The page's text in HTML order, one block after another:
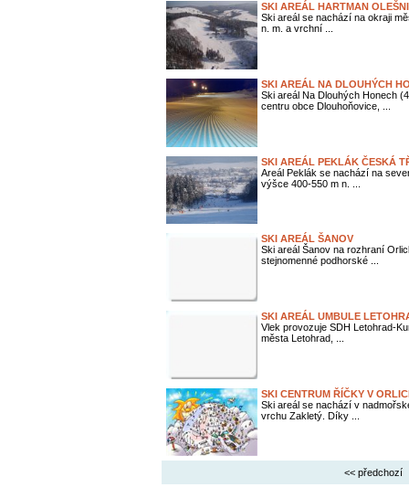
SKI AREÁL HARTMAN
Ski areál se nachází na okraji
n. m. a vrchní ...
SKI AREÁL NA DLOUHÝCH
Ski areál Na Dlouhých Honech
centru obce Dlouhoňovice, ...
SKI AREÁL PEKLÁK ČESKÁ
Areál Peklák se nachází na
výšce 400-550 m n. ...
SKI AREÁL ŠANOV
Ski areál Šanov na rozhraní
stejnomenné podhorské ...
SKI AREÁL UMBULE
Vlek provozuje SDH Letohrad-
města Letohrad, ...
SKI CENTRUM ŘÍČKY V
Ski areál se nachází v
vrchu Zakletý. Díky ...
<< předchozí